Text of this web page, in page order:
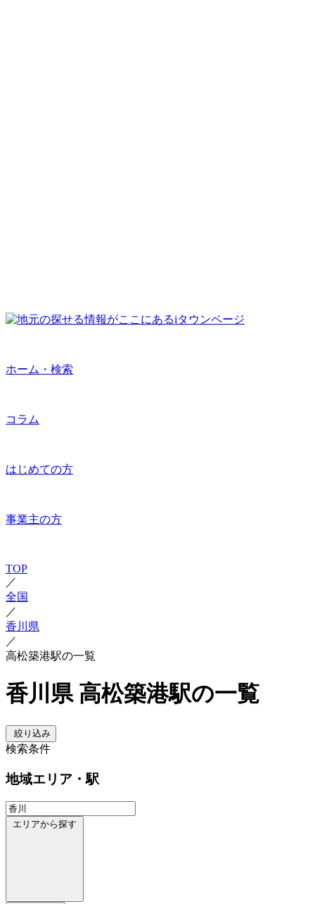
ホーム・検索
コラム
はじめての方
事業主の方
TOP
／
全国
／
香川県
／
高松築港駅の一覧
香川県 高松築港駅の一覧
絞り込み
検索条件
地域エリア・駅
エリアから探す